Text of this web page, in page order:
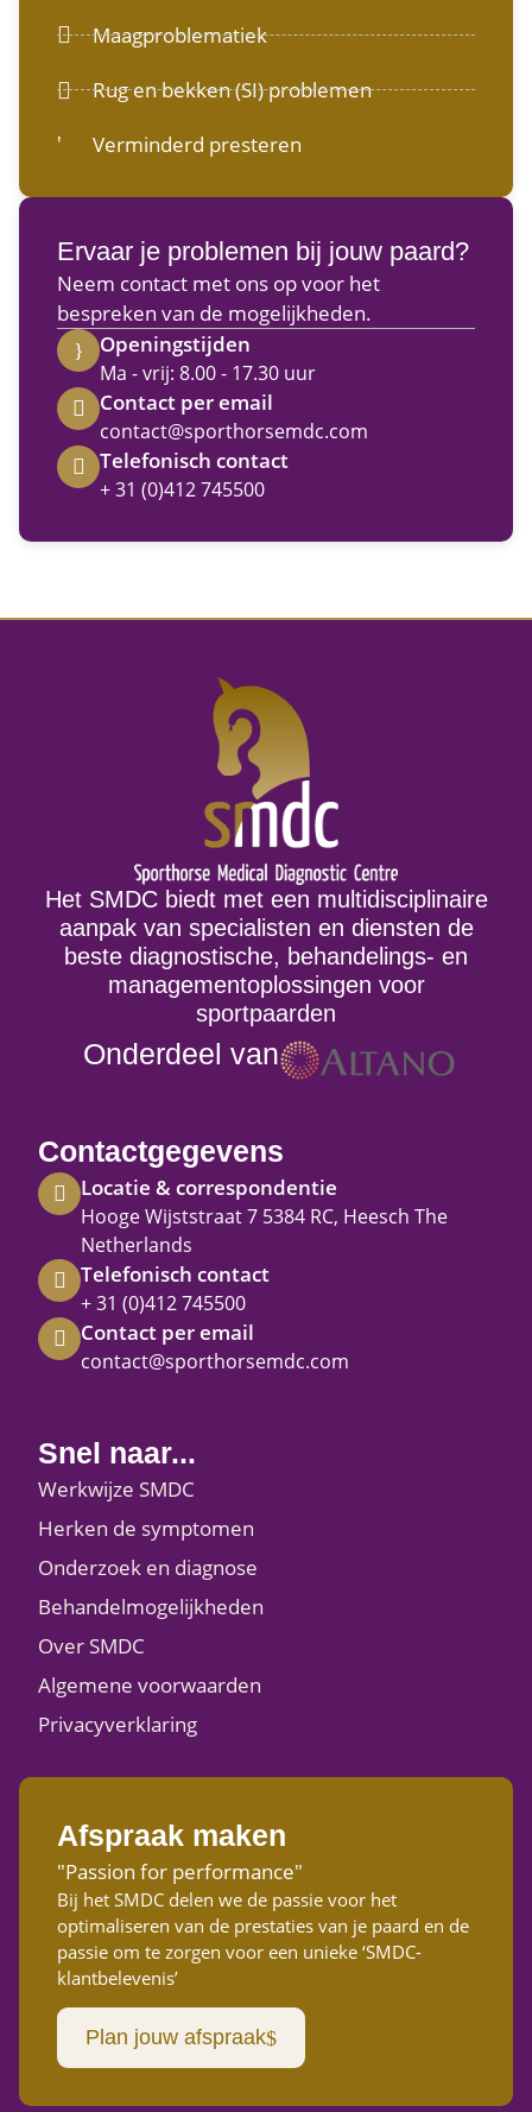
Maagproblematiek
Rug en bekken (SI) problemen
Verminderd presteren
Ervaar je problemen bij jouw paard?
Neem contact met ons op voor het
bespreken van de mogelijkheden.
Openingstijden
Ma - vrij: 8.00 - 17.30 uur
Contact per email
contact@sporthorsemdc.com
Telefonisch contact
+ 31 (0)412 745500
Het SMDC biedt met een multidisciplinaire
aanpak van specialisten en diensten de
beste diagnostische, behandelings- en
managementoplossingen voor
sportpaarden
Onderdeel van
Contactgegevens
Locatie & correspondentie
Hooge Wijststraat 7 5384 RC, Heesch The
Netherlands
Telefonisch contact
+ 31 (0)412 745500
Contact per email
contact@sporthorsemdc.com
Snel naar...
Werkwijze SMDC
Herken de symptomen
Onderzoek en diagnose
Behandelmogelijkheden
Over SMDC
Algemene voorwaarden
Privacyverklaring
Afspraak maken
"Passion for performance"
Bij het SMDC delen we de passie voor het
optimaliseren van de prestaties van je paard en de
passie om te zorgen voor een unieke ‘SMDC-
klantbelevenis’
Plan jouw afspraak